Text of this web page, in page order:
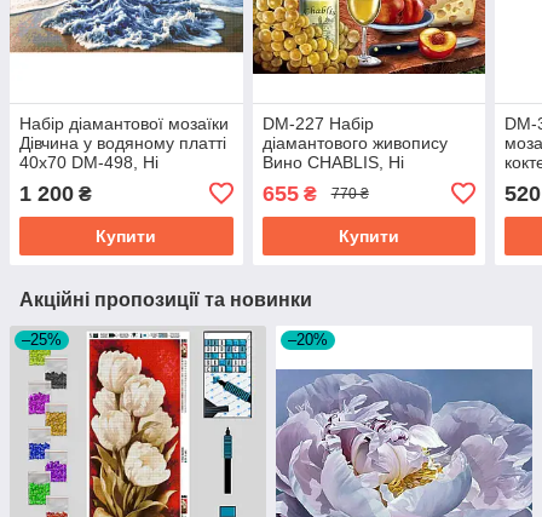
Набір діамантової мозаїки
Дівчина у водяному платті
40х70 DM-498, Ні
1 200 ₴
Купити
DM-227 Набір
діамантового живопису
Вино CHABLIS, Ні
655₴ 770 ₴
Купити
DM-
520
Акційні пропозиції та новинки
–25% –20%